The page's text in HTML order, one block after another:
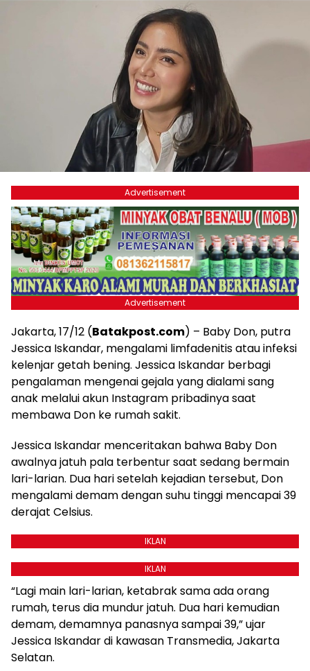
Advertisement
Advertisement
Jakarta, 17/12 (Batakpost.com) – Baby Don, putra
Jessica Iskandar, mengalami limfadenitis atau infeksi
kelenjar getah bening. Jessica Iskandar berbagi
pengalaman mengenai gejala yang dialami sang
anak melalui akun Instagram pribadinya saat
membawa Don ke rumah sakit.
Jessica Iskandar menceritakan bahwa Baby Don
awalnya jatuh pala terbentur saat sedang bermain
lari-larian. Dua hari setelah kejadian tersebut, Don
mengalami demam dengan suhu tinggi mencapai 39
derajat Celsius.
IKLAN
IKLAN
“Lagi main lari-larian, ketabrak sama ada orang
rumah, terus dia mundur jatuh. Dua hari kemudian
demam, demamnya panasnya sampai 39,” ujar
Jessica Iskandar di kawasan Transmedia, Jakarta
Selatan.